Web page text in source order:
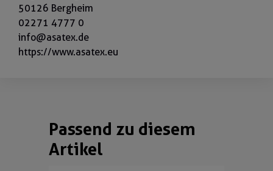
50126 Bergheim
02271 4777 0
info@asatex.de
https://www.asatex.eu
Produktgalerie überspringen
Passend zu diesem
Artikel